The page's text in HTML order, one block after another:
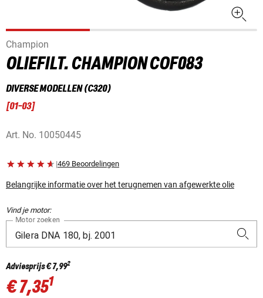
Champion
OLIEFILT. CHAMPION COF083
DIVERSE MODELLEN (C320)
[01-03]
Art. No. 10050445
|469 Beoordelingen
Belangrijke informatie over het terugnemen van afgewerkte olie
Vind je motor:
Motor zoeken
Adviesprijs€ 7,992
€ 7,351